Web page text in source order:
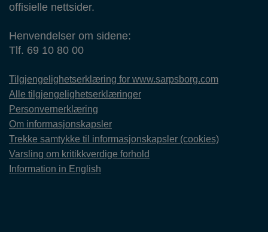
offisielle nettsider.
Henvendelser om sidene:
Tlf. 69 10 80 00
Tilgjengelighetserklæring for www.sarpsborg.com
Alle tilgjengelighetserklæringer
Personvernerklæring
Om informasjonskapsler
Trekke samtykke til informasjonskapsler (cookies)
Varsling om kritikkverdige forhold
Information in English